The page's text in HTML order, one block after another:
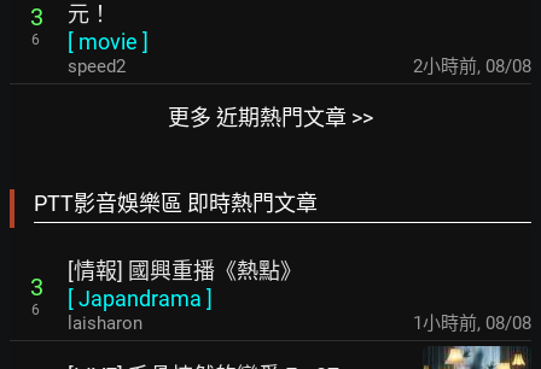
3
6
元！
[ movie ]
speed2 2小時前, 08/08
更多 近期熱門文章 >>
PTT影音娛樂區 即時熱門文章
3
6
[情報] 國興重播《熱點》
[Japandrama ]
laisharon 1小時前, 08/08